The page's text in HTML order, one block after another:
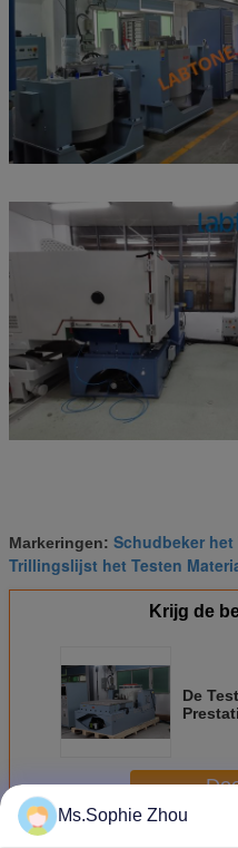
Markeringen: Schudbeker
Trillingslijst het Testen
Krijg de
De
Ms.Sophie Zhou